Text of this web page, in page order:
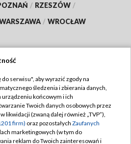
/ RZESZÓW /
/ WROCŁAW
TVP
TVP
prywatności
Moje zgody
serwisu", aby wyrazić zgody na
śledzenia i zbierania danych,
urządzeniu końcowym i ich
Twoich danych osobowych przez
likwidacji (zwaną dalej również „TVP”),
firm) oraz pozostałych Zaufanych
marketingowych (w tym do
reklam do Twoich zainteresowań i